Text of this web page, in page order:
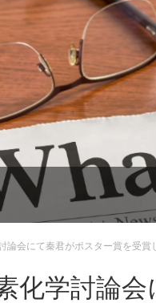
論会にて秦君がポスター賞を受賞
化学討論